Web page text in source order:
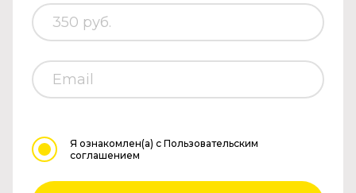
Я ознакомлен(а) с Пользовательским
соглашением